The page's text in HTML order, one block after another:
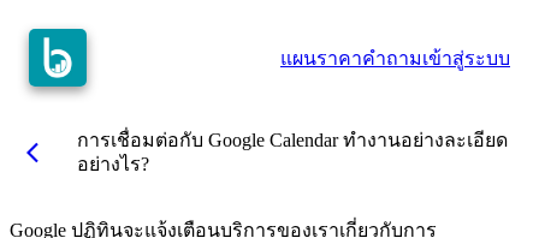
แผนราคาคำถามเข้าสู่ระบบ
arrow_back_ios
การเชื่อมต่อกับ Google Calendar ทำงานอย่างละเอียด
อย่างไร?
Google ปฏิทินจะแจ้งเตือนบริการของเราเกี่ยวกับการ